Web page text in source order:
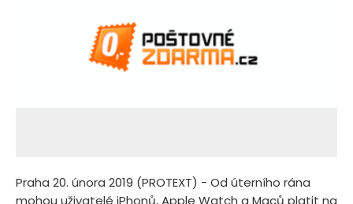
Praha 20. února 2019 (PROTEXT) - Od úterního rána